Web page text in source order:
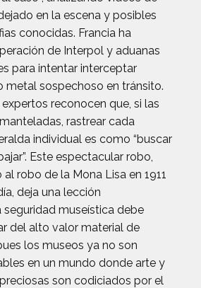
en la escena y posibles
conocidas. Francia ha
de Interpol y aduanas
para intentar interceptar
metal sospechoso en tránsito.
reconocen que, si las
rastrear cada
individual es como “buscar
Este espectacular robo,
robo de la Mona Lisa en 1911
deja una lección
seguridad museística debe
del alto valor material de
los museos ya no son
en un mundo donde arte y
son codiciados por el